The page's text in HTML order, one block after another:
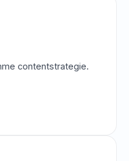
contentstrategie.